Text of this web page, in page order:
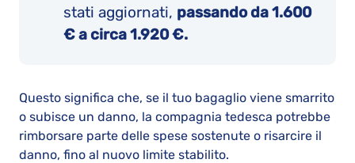
stati aggiornati, passando da 1.600
€ a circa 1.920 €.
Questo significa che, se il tuo bagaglio viene smarrito
o subisce un danno, la compagnia tedesca potrebbe
rimborsare parte delle spese sostenute o risarcire il
danno, fino al nuovo limite stabilito.